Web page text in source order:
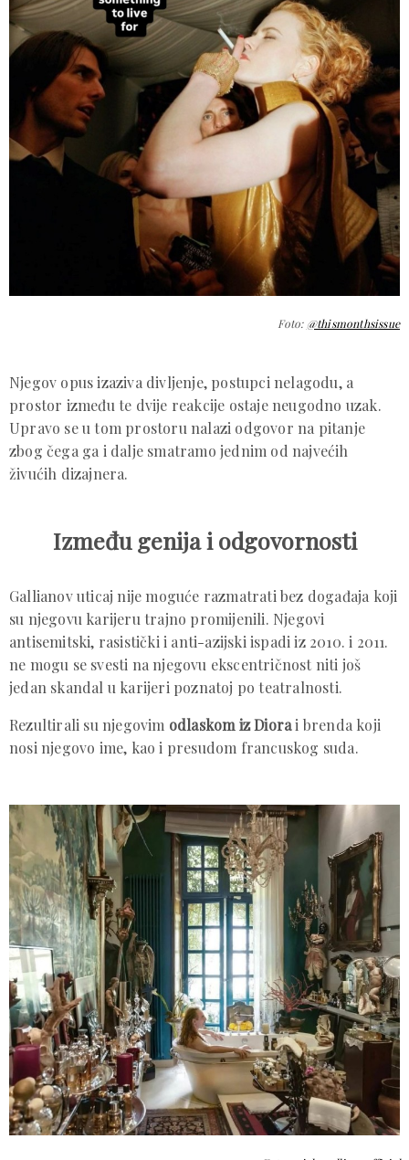
Foto: @thismonthsissue
Njegov opus izaziva divljenje, postupci nelagodu, a
prostor između te dvije reakcije ostaje neugodno uzak.
Upravo se u tom prostoru nalazi odgovor na pitanje
zbog čega ga i dalje smatramo jednim od najvećih
živućih dizajnera.
Između genija i odgovornosti
Gallianov uticaj nije moguće razmatrati bez događaja koji
su njegovu karijeru trajno promijenili. Njegovi
antisemitski, rasistički i anti-azijski ispadi iz 2010. i 2011.
ne mogu se svesti na njegovu ekscentričnost niti još
jedan skandal u karijeri poznatoj po teatralnosti.
Rezultirali su njegovim odlaskom iz Diorai brenda koji
nosi njegovo ime, kao i presudom francuskog suda.